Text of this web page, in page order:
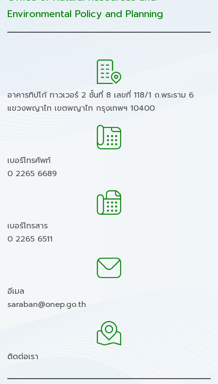
Environmental Policy and Planning
อาคารทิปโก้ ทาวเวอร์ 2 ชั้นที่ 8 เลขที่ 118/1 ถ.พระราม 6
แขวงพญาไท เขตพญาไท กรุงเทพฯ 10400
เบอร์โทรศัพท์
0 2265 6689
เบอร์โทรสาร
0 2265 6511
อีเมล
saraban@onep.go.th
ติดต่อเรา